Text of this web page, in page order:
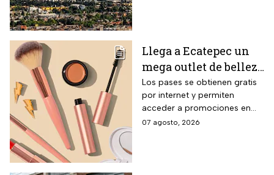
Llega a Ecatepec un
mega outlet de belleza
con entrada gratis y
descuentos de hasta el
80% durante 5 días
consecutivos en
Los pases se obtienen gratis
por internet y permiten
acceder a promociones en
maquillaje, perfumes y
07 agosto, 2026